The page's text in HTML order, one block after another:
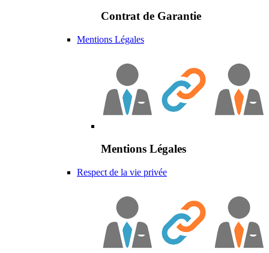
Contrat de Garantie
Mentions Légales
Mentions Légales
Respect de la vie privée